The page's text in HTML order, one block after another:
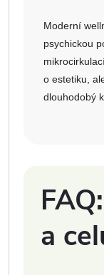
Moderní
psychickou
o estetiku,
dlouhodobý
a